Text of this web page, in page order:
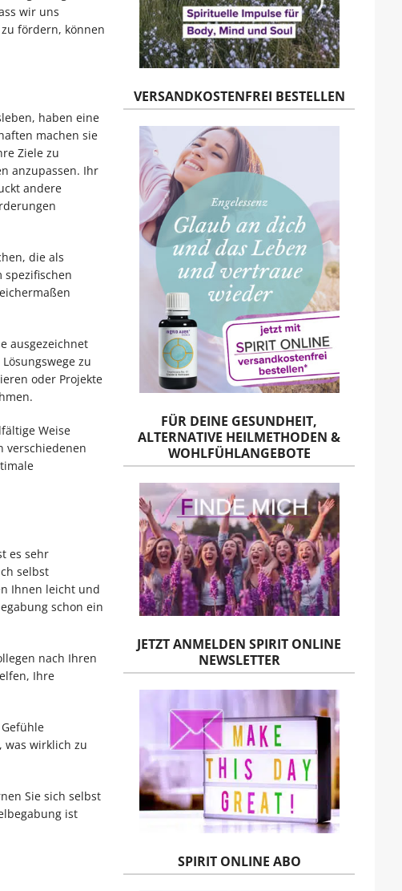
wir uns
fördern, können
haben eine
machen sie
Ziele zu
anzupassen. Ihr
andere
die als
spezifischen
ausgezeichnet
zu
oder Projekte
Weise
verschiedenen
es sehr
selbst
Ihnen leicht und
schon ein
nach Ihren
Ihre
was wirklich zu
Sie sich selbst
ist
VERSANDKOSTENFREI BESTELLEN
FÜR DEINE GESUNDHEIT,
ALTERNATIVE HEILMETHODEN &
WOHLFÜHLANGEBOTE
JETZT ANMELDEN SPIRIT ONLINE
NEWSLETTER
SPIRIT ONLINE ABO